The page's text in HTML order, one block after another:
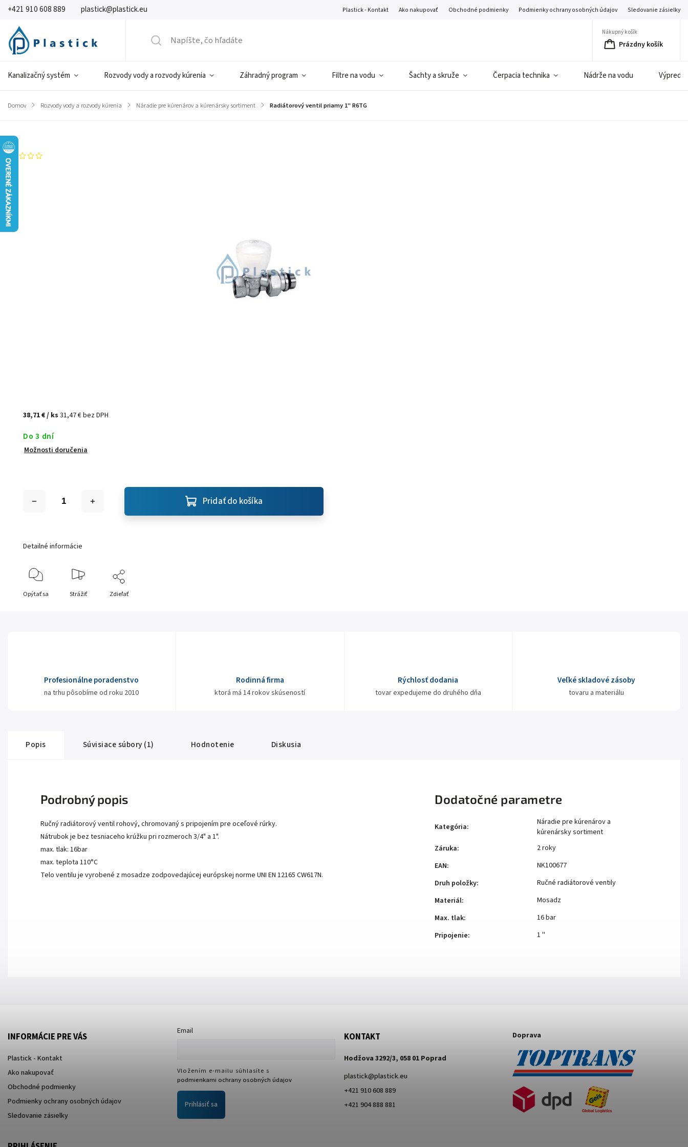
+421 910 608 889 plastick@plastick.eu Plastick - Kontakt Ako nakupovať Obchodné podmienky Podmienky ochrany osobných údajov Sledovanie zásielky
Nákupný košík
Prázdny košík
Kanalizačný systém Rozvody vody a rozvody kúrenia Záhradný program Filtre na vodu Šachty a skruže Čerpacia technika Nádrže na vodu
Domov / Rozvody vody a rozvody kúrenia / Náradie pre kúrenárov a kúrenársky sortiment / Radiátorový ventil priamy 1'' R6TG
Značka:
38,71 €/ ks31,47 € bez DPH
Do 3 dní
Možnosti doručenia
Pridať do košíka
Detailné informácie
Opýtať sa Strážiť Zdieľať
Profesionálne poradenstvo
na trhu pôsobíme od roku 2010
Rodinná firma
ktorá má 14 rokov skúseností
Rýchlosť dodania
tovar expedujeme do druhého dňa
Veľké skladové zásoby
tovaru a materiálu
Popis Súvisiace súbory (1) Hodnotenie Diskusia
Podrobný popis
Ručný radiátorový ventil rohový, chromovaný s pripojením pre oceľové rúrky.
Nátrubok je bez tesniaceho krúžku pri rozmeroch 3/4" a 1".
max. tlak: 16bar
max. teplota 110°C
Telo ventilu je vyrobené z mosadze zodpovedajúcej európskej norme UNI EN 12165 CW617N.
Dodatočné parametre
Kategória:
Náradie pre kúrenárov a
kúrenársky sortiment
Záruka:
2 roky
EAN:
NK100677
Druh položky:
Ručné radiátorové ventily
Materiál:
Mosadz
Max. tlak:
16 bar
Pripojenie: 1 ''
INFORMÁCIE PRE VÁS
Plastick - Kontakt
Ako nakupovať
Obchodné podmienky
Podmienky ochrany osobných údajov
Sledovanie zásielky
Email
Vložením e-mailu súhlasíte s
podmienkami ochrany osobných údajov
Prihlásiť sa
KONTAKT
Hodžova 3292/3, 058 01 Poprad
plastick@plastick.eu
+421 910 608 889
+421 904 888 881
Doprava